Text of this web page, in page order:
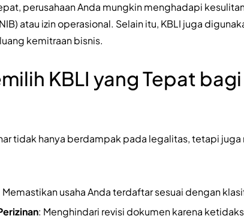
perusahaan Anda mungkin menghadapi
atau izin operasional. Selain itu, KBLI juga
kemitraan bisnis.
KBLI yang Tepat
tidak hanya berdampak pada legalitas, tetapi
Memastikan usaha Anda terdaftar sesuai dengan
: Menghindari revisi dokumen karena